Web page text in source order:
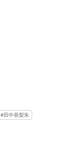
田中亜梨朱